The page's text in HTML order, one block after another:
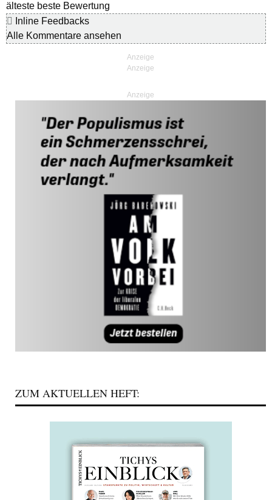
älteste beste Bewertung
Inline Feedbacks
Alle Kommentare ansehen
Anzeige
ZUM AKTUELLEN HEFT: